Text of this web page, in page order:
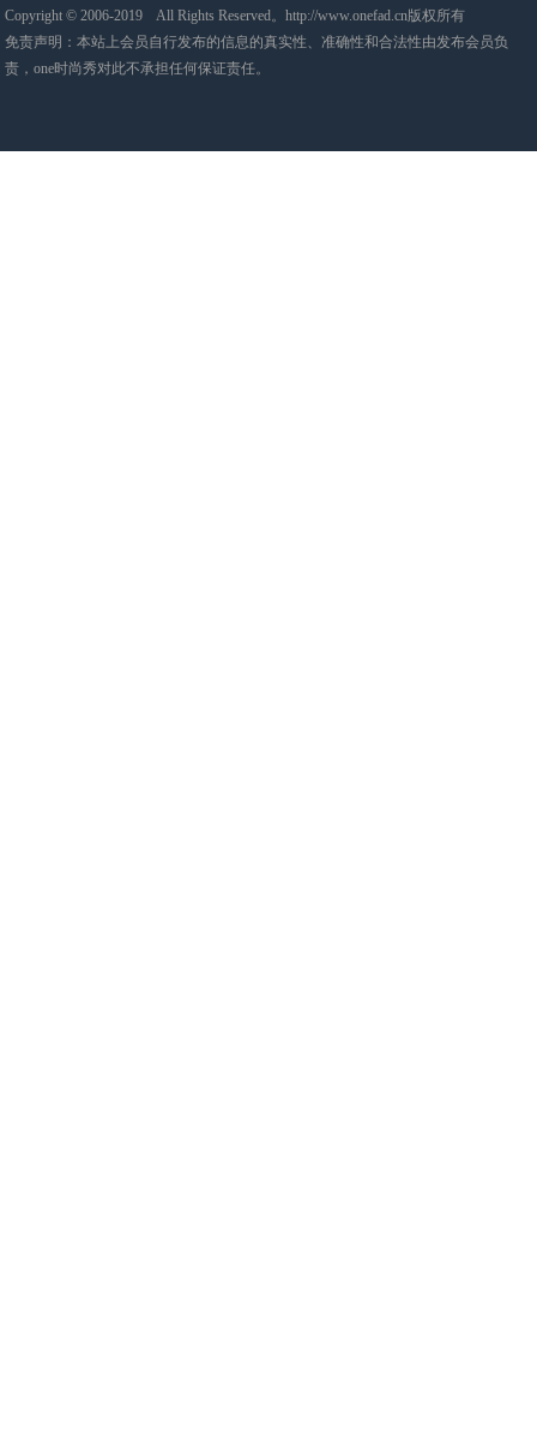
Copyright © 2006-2019 All Rights Reserved。http://www.onefad.cn版权所有
免责声明：本站上会员自行发布的信息的真实性、准确性和合法性由发布会员负
责，one时尚秀对此不承担任何保证责任。